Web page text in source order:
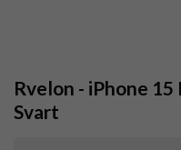
Rvelon - iPhone 15
Svart